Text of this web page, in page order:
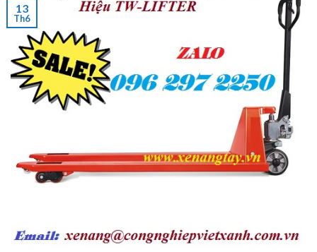
13
Th6